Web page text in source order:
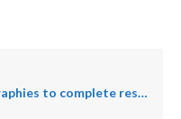
to complete research